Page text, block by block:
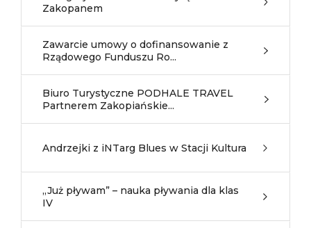
Zakopanem
Zawarcie umowy o dofinansowanie z
Rządowego Funduszu Ro...
Biuro Turystyczne PODHALE TRAVEL
Partnerem Zakopiańskie...
Andrzejki z iNTarg Blues w Stacji Kultura
„Już pływam” – nauka pływania dla klas
IV